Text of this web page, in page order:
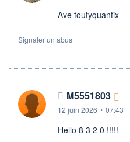
Ave toutyquantix
Signaler un abus
M5551803
12 juin 2026 • 07:43
Hello 8 3 2 0 !!!!!